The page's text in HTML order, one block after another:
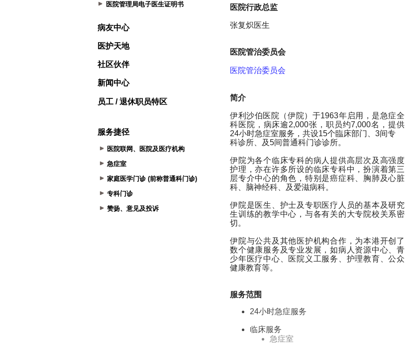
医院管理局电子医生证明书
病友中心
医护天地
社区伙伴
新闻中心
员工 / 退休职员特区
服务捷径
医院联网、医院及医疗机构
急症室
家庭医学门诊 (前称普通科门诊)
专科门诊
赞扬、意见及投诉